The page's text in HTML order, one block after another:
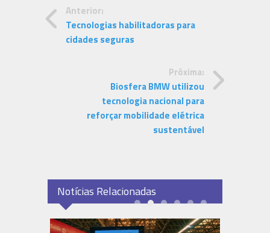
Anterior:
Tecnologias habilitadoras para
cidades seguras
Próxima:
Biosfera BMW utilizou
tecnologia nacional para
reforçar mobilidade elétrica
sustentável
Notícias Relacionadas